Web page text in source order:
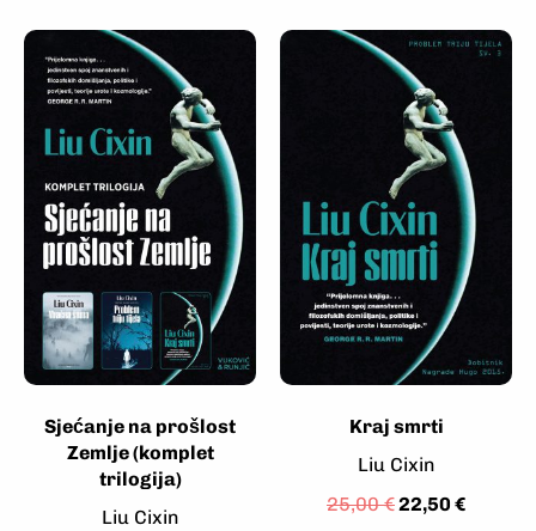
Sjećanje na prošlost
Zemlje (komplet
trilogija)
Liu Cixin
Kraj smrti
Liu Cixin
25,00€22,50 €